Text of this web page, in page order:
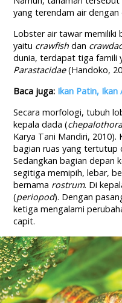
yang terendam air
Lobster air tawar memiliki
yaitu crawfishdan
dunia, terdapat tiga famili
Parastacidae(Handoko,
Baca juga: Ikan Patin,
Secara morfologi, tubuh
kepala dada (
Karya Tani Mandiri,
bagian ruas yang tertutup
Sedangkan bagian depan
segitiga memipih, lebar,
bernama rostrum. Di
(periopod). Dengan
ketiga mengalami
capit.